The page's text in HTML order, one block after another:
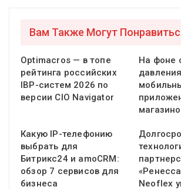
Вам Также Могут
Optimacros — в топе
рейтинга российских
IBP-систем 2026 по
версии CIO Navigator
На фоне
Какую IP-телефонию
выбрать для
Битрикс24 и amoCRM:
обзор 7 сервисов для
бизнеса
Neoflex